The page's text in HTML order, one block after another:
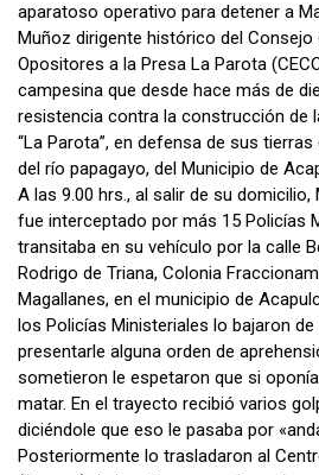
aparatoso operativo para detener a
Muñoz dirigente histórico del Consejo
Opositores a la Presa La Parota
campesina que desde hace más de
resistencia contra la construcción de
“La Parota”, en defensa de sus
del río papagayo, del Municipio de
A las 9.00 hrs., al salir de su
fue interceptado por más 15 Policías
transitaba en su vehículo por la calle
Rodrigo de Triana, Colonia
Magallanes, en el municipio de
los Policías Ministeriales lo bajaron de
presentarle alguna orden de
sometieron le espetaron que si
matar. En el trayecto recibió varios
diciéndole que eso le pasaba por
Posteriormente lo trasladaron al